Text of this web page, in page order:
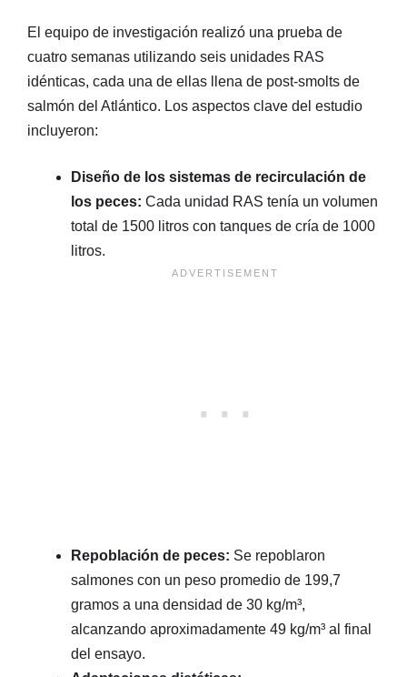
El equipo de investigación realizó una prueba de
cuatro semanas utilizando seis unidades RAS
idénticas, cada una de ellas llena de post-smolts de
salmón del Atlántico. Los aspectos clave del estudio
incluyeron:
Diseño de los sistemas de recirculación de
los peces: Cada unidad RAS tenía un volumen
total de 1500 litros con tanques de cría de 1000
litros.
Repoblación de peces: Se repoblaron
salmones con un peso promedio de 199,7
gramos a una densidad de 30 kg/m³,
alcanzando aproximadamente 49 kg/m³ al final
del ensayo.